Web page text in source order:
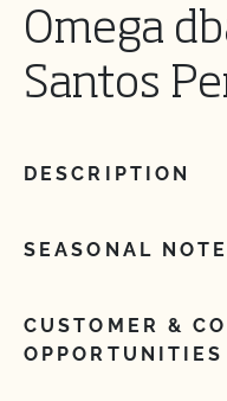
Omega
Santos
DESCRIPTION
SEASONAL
CUSTOMER &
OPPORTUNITIES